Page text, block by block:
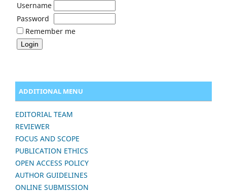
Username
Password
Remember me
ADDITIONAL MENU
EDITORIAL TEAM
REVIEWER
FOCUS AND SCOPE
PUBLICATION ETHICS
OPEN ACCESS POLICY
AUTHOR GUIDELINES
ONLINE SUBMISSION